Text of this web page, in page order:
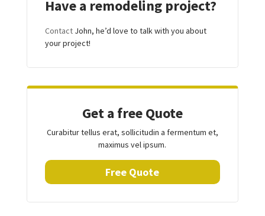
Have a remodeling project?
ContactJohn, he’d love to talk with you about
your project!
Get a free Quote
Curabitur tellus erat, sollicitudin a fermentum et,
maximus vel ipsum.
Free Quote